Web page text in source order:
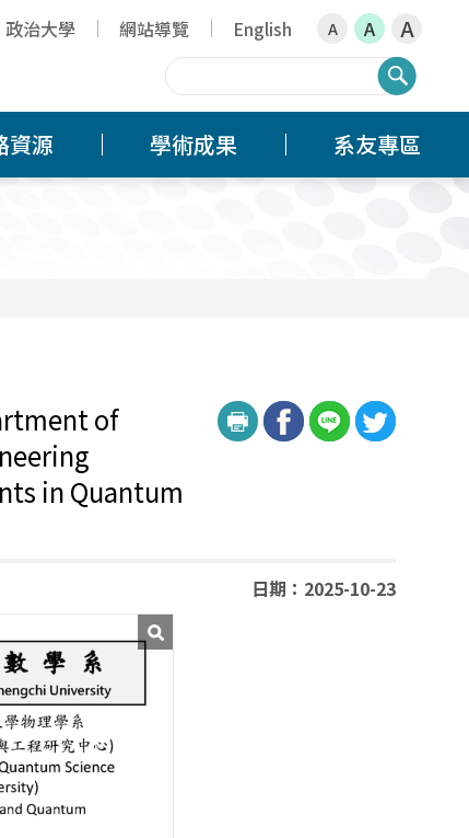
政治大學 網站導覽 English A A A
資源 學術成果 系友專區
of
in Quantum
日期：2025-10-23